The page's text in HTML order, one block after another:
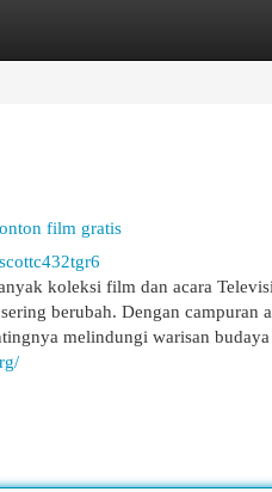
film gratis
scottc432tgr6
koleksi film dan acara
berubah. Dengan
melindungi warisan